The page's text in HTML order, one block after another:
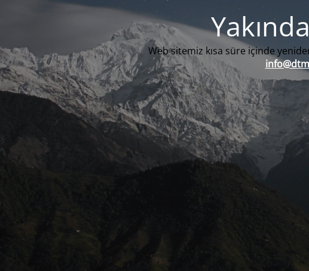
Web sitemiz kısa süre içinde